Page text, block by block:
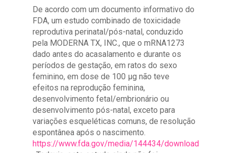
De acordo com um documento informativo do
FDA, um estudo combinado de toxicidade
reprodutiva perinatal/pós-natal, conduzido
pela MODERNA TX, INC., que o mRNA1273
dado antes do acasalamento e durante os
períodos de gestação, em ratos do sexo
feminino, em dose de 100 μg não teve
efeitos na reprodução feminina,
desenvolvimento fetal/embrionário ou
desenvolvimento pós-natal, exceto para
variações esqueléticas comuns, de resolução
espontânea após o nascimento.
https://www.fda.gov/media/144434/download